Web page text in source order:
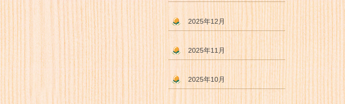
2025年12月
2025年11月
2025年10月